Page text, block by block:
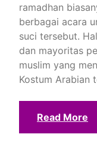
ramadhan
berbagai acara
suci tersebut.
dan mayoritas
muslim yang
Kostum Arabian
Read More